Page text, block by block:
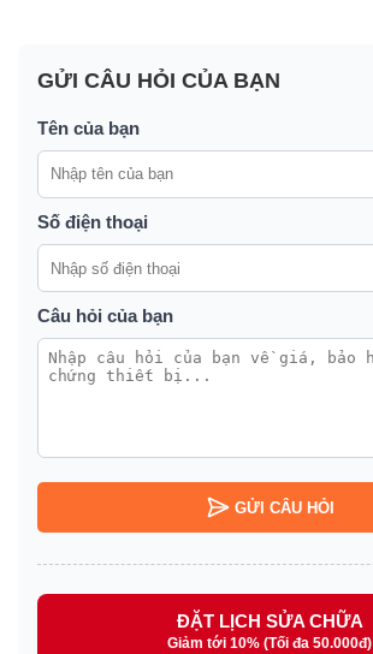
GỬI CÂU HỎI CỦA BẠN
Tên của bạn
Số điện thoại
Câu hỏi của bạn
GỬI CÂU HỎI
ĐẶT LỊCH SỬA CHỮA
Giảm tới 10% (Tối đa 50.000đ)